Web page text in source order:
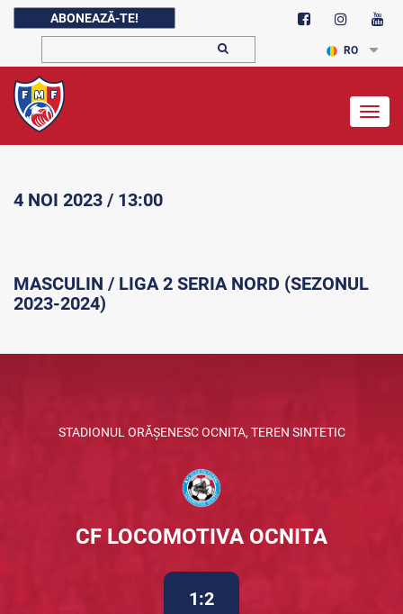
ABONEAZĂ-TE!
RO
4 NOI 2023 / 13:00
MASCULIN / LIGA 2 SERIA NORD (SEZONUL
2023-2024)
STADIONUL ORĂȘENESC OCNITA, TEREN SINTETIC
CF LOCOMOTIVA OCNITA
1:2